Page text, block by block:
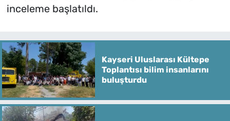
inceleme başlatıldı.
Kayseri Uluslarası Kültepe
Toplantısı bilim insanlarını
buluşturdu